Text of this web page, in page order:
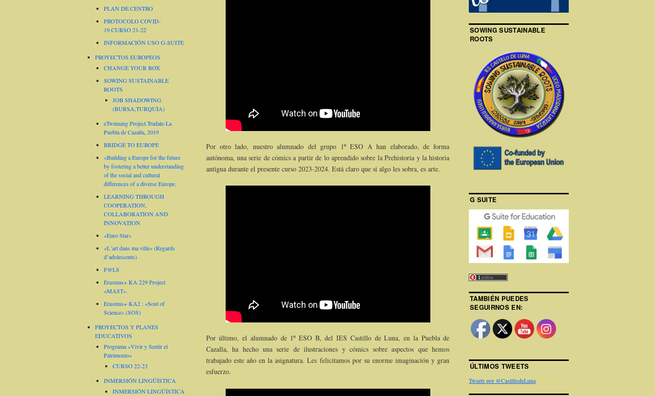
Por otro lado, nuestro alumnado del grupo 1º ESO A han elaborado, de forma
autónoma, una serie de cómics a partir de lo aprendido sobre la Prehistoria y la historia
antigua durante el presente curso 2023-2024. Está claro que si algo les sobra, es arte.
Por último, el alumnado de 1º ESO B, del IES Castillo de Luna, en la Puebla de
Cazalla, ha hecho una serie de ilustraciones y cómics sobre aspectos que hemos
trabajado este año en la asignatura. Les felicitamos por su enorme imaginación y gran
esfuerzo.
PLAN DE CENTRO
PROTOCOLO COVID-
19.CURSO 21-22
INFORMACIÓN USO G-SUITE
PROYECTOS EUROPEOS
CHANGE YOUR BOX
SOWING SUSTAINABLE
ROOTS
JOB SHADOWING
(BURSA,TURQUÍA)
eTwinning Project.Tradate-La
Puebla de Cazalla, 2019
BRIDGE TO EUROPE
«Building a Europe for the future
by fostering a better understanding
of the social and cultural
differences of a diverse Europe.
LEARNING THROUGH
COOPERATION,
COLLABORATION AND
INNOVATION
«Euro Star»
«L´art dans ma ville» (Regards
d’adolescents)
P@LS
Erasmus+ KA 229 Project
«MAST».
Erasmus+ KA2 : «Soul of
Science» (SOS)
PROYECTOS Y PLANES
EDUCATIVOS
Programa «Vivir y Sentir el
Patrimonio»
CURSO 22-23
INMERSIÓN LINGÜÍSTICA
INMERSIÓN LINGÜÍSTICA
SOWING SUSTAINABLE
ROOTS
G SUITE
TAMBIÉN PUEDES
SEGUIRNOS EN:
ÚLTIMOS TWEETS
Tweets por @CastillodeLuna